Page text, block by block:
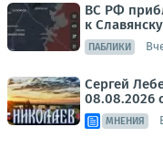
ВС РФ
к
ПАБЛИКИ
Сергей
08.08.2026
МНЕНИЯ